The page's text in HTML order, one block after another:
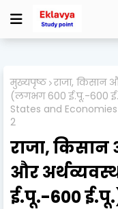
मुख्यपृष्ठ राजा, किसान
(लगभग 600 ई.पू.-600
States and
2
राजा, किसान
और
ई.पू.-600